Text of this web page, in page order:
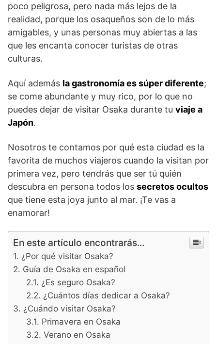
poco peligrosa, pero nada más lejos de la
realidad, porque los osaqueños son de lo más
amigables, y unas personas muy abiertas a las
que les encanta conocer turistas de otras
culturas.
Aquí además la gastronomía es súper diferente;
se come abundante y muy rico, por lo que no
puedes dejar de visitar Osaka durante tu viaje a
Japón.
Nosotros te contamos por qué esta ciudad es la
favorita de muchos viajeros cuando la visitan por
primera vez, pero tendrás que ser tú quién
descubra en persona todos los secretos ocultos
que tiene esta joya junto al mar. ¡Te vas a
enamorar!
En este artículo encontrarás...
¿Por qué visitar Osaka?
Guía de Osaka en español
¿Es seguro Osaka?
¿Cuántos días dedicar a Osaka?
¿Cuándo visitar Osaka?
Primavera en Osaka
Verano en Osaka